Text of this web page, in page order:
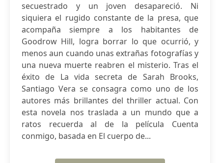
secuestrado y un joven desapareció. Ni
siquiera el rugido constante de la presa, que
acompaña siempre a los habitantes de
Goodrow Hill, logra borrar lo que ocurrió, y
menos aun cuando unas extrañas fotografías y
una nueva muerte reabren el misterio. Tras el
éxito de La vida secreta de Sarah Brooks,
Santiago Vera se consagra como uno de los
autores más brillantes del thriller actual. Con
esta novela nos traslada a un mundo que a
ratos recuerda al de la película Cuenta
conmigo, basada en El cuerpo de...